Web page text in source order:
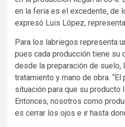
en la feria es el excedente, de
expresó Luis López,
Para los labriegos representa
pues cada producción tiene su
desde la preparación de suelo,
tratamiento y mano de obra.
situación para que su producto
Entonces, nosotros como
es cerrar los ojos e ir hasta